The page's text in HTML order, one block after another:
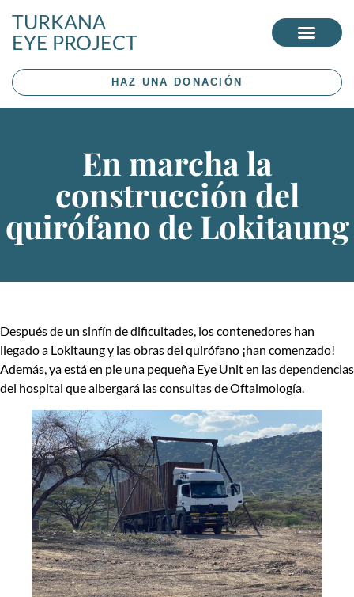
TURKANA
EYE PROJECT
HAZ UNA DONACIÓN
En marcha la
construcción del
quirófano de Lokitaung
Después de un sinfín de dificultades, los contenedores han
llegado a Lokitaung y las obras del quirófano ¡han comenzado!
Además, ya está en pie una pequeña Eye Unit en las dependencias
del hospital que albergará las consultas de Oftalmología.